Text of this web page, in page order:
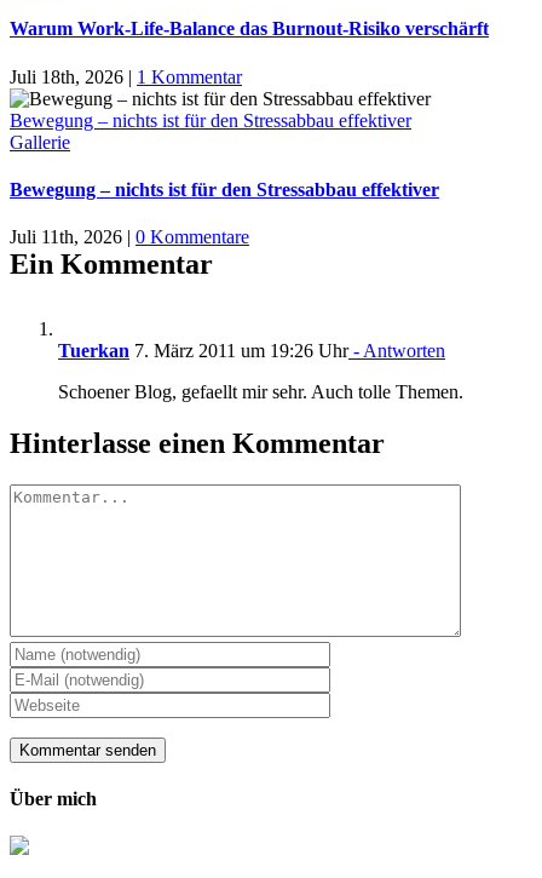
Warum Work-Life-Balance das Burnout-Risiko verschärft
Juli 18th, 2026 | 1 Kommentar
Bewegung – nichts ist für den Stressabbau effektiver
Gallerie
Bewegung – nichts ist für den Stressabbau effektiver
Juli 11th, 2026 | 0 Kommentare
Ein Kommentar
Tuerkan 7. März 2011 um 19:26 Uhr- Antworten
Schoener Blog, gefaellt mir sehr. Auch tolle Themen.
Hinterlasse einen Kommentar
Kommentar
Über mich